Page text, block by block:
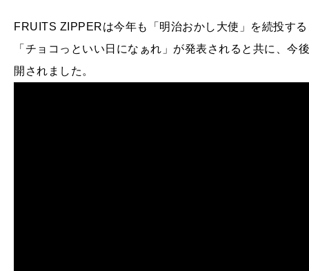
FRUITS ZIPPERは今年も「明治おかし大使」を続投す
「チョコっといい日になぁれ」が発表されると共に、
開されました。